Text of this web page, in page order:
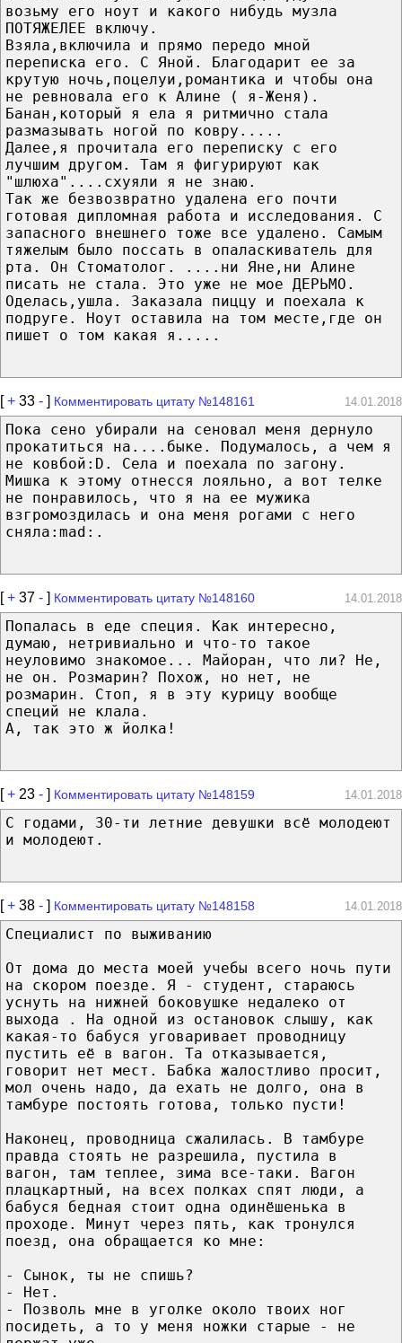
возьму его ноут и какого нибудь музла
ПОТЯЖЕЛЕЕ включу.
Взяла,включила и прямо передо мной
переписка его. С Яной. Благодарит ее за
крутую ночь,поцелуи,романтика и чтобы она
не ревновала его к Алине ( я-Женя).
Банан,который я ела я ритмично стала
размазывать ногой по ковру.....
Далее,я прочитала его переписку с его
лучшим другом. Там я фигурируют как
"шлюха"....схуяли я не знаю.
Так же безвозвратно удалена его почти
готовая дипломная работа и исследования. С
запасного внешнего тоже все удалено. Самым
тяжелым было поссать в опаласкиватель для
рта. Он Стоматолог. ....ни Яне,ни Алине
писать не стала. Это уже не мое ДЕРЬМО.
Оделась,ушла. Заказала пиццу и поехала к
подруге. Ноут оставила на том месте,где он
пишет о том какая я.....
[+ 33 - ] Комментировать цитату №148161 14.01.2018
Пока сено убирали на сеновал меня дернуло
прокатиться на....быке. Подумалось, а чем я
не ковбой:D. Села и поехала по загону.
Мишка к этому отнесся лояльно, а вот телке
не понравилось, что я на ее мужика
взгромоздилась и она меня рогами с него
сняла:mad:.
[+ 37 - ] Комментировать цитату №148160 14.01.2018
Попалась в еде специя. Как интересно,
думаю, нетривиально и что-то такое
неуловимо знакомое... Майоран, что ли? Не,
не он. Розмарин? Похож, но нет, не
розмарин. Стоп, я в эту курицу вообще
специй не клала.
А, так это ж йолка!
[+ 23 - ] Комментировать цитату №148159 14.01.2018
С годами, 30-ти летние девушки всё молодеют
и молодеют.
[+ 38 - ] Комментировать цитату №148158 14.01.2018
Специалист по выживанию
От дома до места моей учебы всего ночь пути
на скором поезде. Я - студент, стараюсь
уснуть на нижней боковушке недалеко от
выхода . На одной из остановок слышу, как
какая-то бабуся уговаривает проводницу
пустить её в вагон. Та отказывается,
говорит нет мест. Бабка жалостливо просит,
мол очень надо, да ехать не долго, она в
тамбуре постоять готова, только пусти!
Наконец, проводница сжалилась. В тамбуре
правда стоять не разрешила, пустила в
вагон, там теплее, зима все-таки. Вагон
плацкартный, на всех полках спят люди, а
бабуся бедная стоит одна одинёшенька в
проходе. Минут через пять, как тронулся
поезд, она обращается ко мне:
- Сынок, ты не спишь?
- Нет.
- Позволь мне в уголке около твоих ног
посидеть, а то у меня ножки старые - не